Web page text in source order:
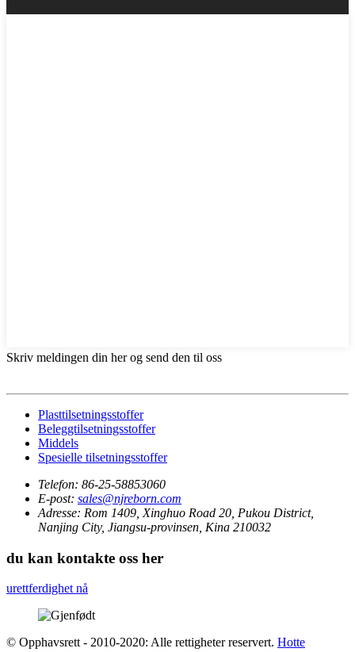
Skriv meldingen din her og send den til oss
Plasttilsetningsstoffer
Beleggtilsetningsstoffer
Middels
Spesielle tilsetningsstoffer
Telefon: 86-25-58853060
E-post: sales@njreborn.com
Adresse: Rom 1409, Xinghuo Road 20, Pukou District,
Nanjing City, Jiangsu-provinsen, Kina 210032
du kan kontakte oss her
urettferdighet nå
© Opphavsrett - 2010-2020: Alle rettigheter reservert. Hotte